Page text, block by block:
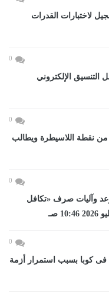
رابط التسجيل لاختبارات القدرات
0
التنسيق الإلكتروني
0
نقطة اللاسيطرة ويطالب
0
جنيه.. موعد وآليات صرف «تكافل
0
فى كوبا بسبب استمرار أزمة